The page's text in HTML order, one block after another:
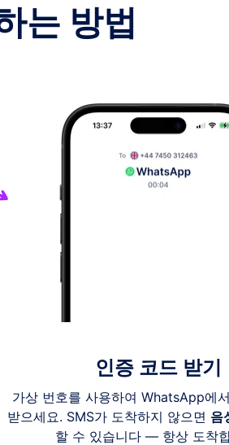
는 방법
인증 코드 받기
가상 번호를 사용하여 WhatsApp에
받으세요. SMS가 도착하지 않으면 음
할 수 있습니다 — 항상 도착